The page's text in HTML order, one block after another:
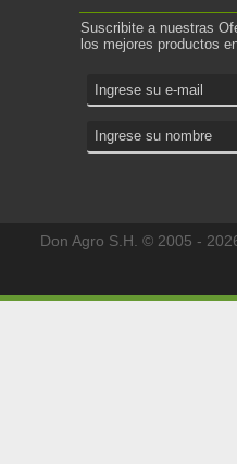
Suscribite a nuestras
los mejores productos
Don Agro S.H. © 2005 -